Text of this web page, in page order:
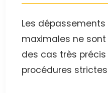
Les
maximales ne
des cas très
procédures